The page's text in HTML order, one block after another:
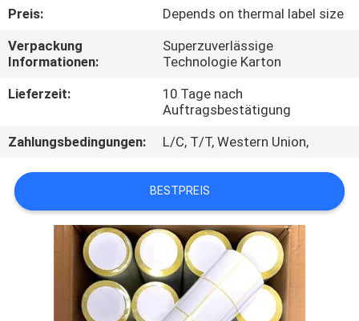
TRETEN
SIE
MIT
IN
VERBINDUNG
NACHRICHTEN
FORDERN
Preis:
Depends on thermal label size
Verpackung
Informationen:
Superzuverlässige
Technologie Karton
Lieferzeit:
10 Tage nach
Auftragsbestätigung
Zahlungsbedingungen:
L/C, T/T, Western Union,
BESTPREIS